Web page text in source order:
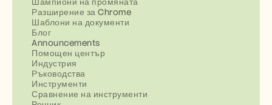
Разширение за Chrome
Шаблони на документи
Блог
Announcements
Помощен център
Индустрия
Ръководства
Инструменти
Сравнение на инструменти